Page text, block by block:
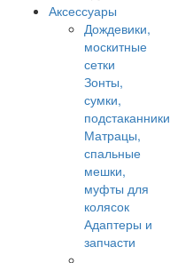
Аксессуары
Дождевики,
москитные
сетки
Зонты,
сумки,
подстаканники
Матрацы,
спальные
мешки,
муфты для
колясок
Адаптеры и
запчасти